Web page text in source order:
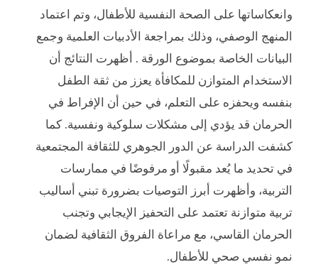
وانعكاساتها على الصحة النفسية للأطفال، وتم اعتماد
المنهج الوصفي، وذلك بمراجعة الأدبيات العلمية وجمع
البيانات الخاصة بموضوع الورقة . أظهرت النتائج أن
الاستخدام المتوازن للمكافأة يعزز من ثقة الطفل
بنفسه ويحفزه على التعلم، في حين أن الإفراط في
الحرمان قد يؤدي إلى مشكلات سلوكية ونفسية. كما
كشفت الدراسة عن الدور الجوهري للثقافة المجتمعية
في تحديد ما يُعد مقبولًا أو مرفوضًا في ممارسات
التربية، وأظهرت أبرز التوصيات بضرورة تبني أساليب
تربية متوازنة تعتمد على التحفيز الإيجابي وتجنب
الحرمان القاسي، مع مراعاة الفروق الثقافية لضمان
نمو نفسي صحي للأطفال.